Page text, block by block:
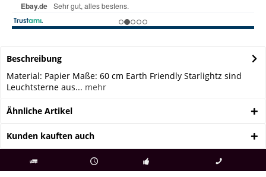
Beschreibung
Material: Papier Maße: 60 cm Earth Friendly Starlightz sind
Leuchtsterne aus... mehr
Ähnliche Artikel
Kunden kauften auch